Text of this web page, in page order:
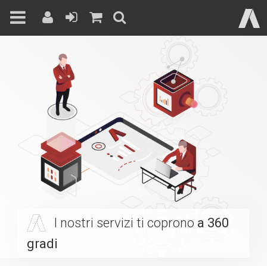
I nostri servizi ti coprono a 360
gradi